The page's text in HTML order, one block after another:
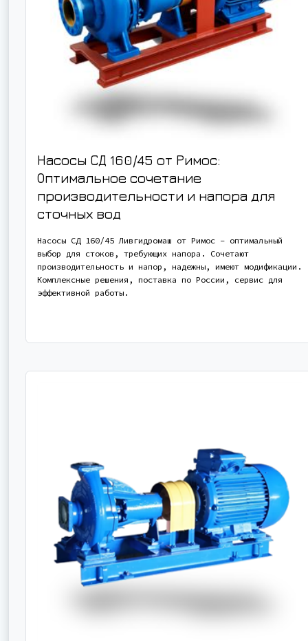
Насосы СД 160/45 от Римос:
Оптимальное сочетание
производительности и напора для
сточных вод
Насосы СД 160/45 Ливгидромаш от Римос – оптимальный
выбор для стоков, требующих напора. Сочетают
производительность и напор, надежны, имеют модификации.
Комплексные решения, поставка по России, сервис для
эффективной работы.